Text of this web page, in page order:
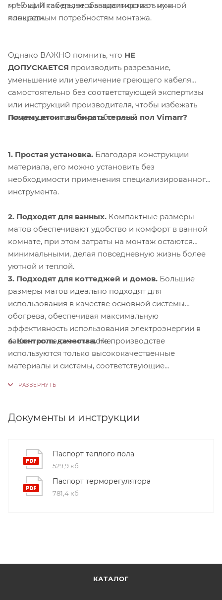
м * 7 м). И так далее, в зависимости от нужной
площади.
греющий кабель, чтобы адаптировать их к
конкретным потребностям монтажа.
Однако ВАЖНО помнить, что НЕ
ДОПУСКАЕТСЯ производить разрезание,
уменьшение или увеличение греющего кабеля
самостоятельно без соответствующей экспертизы
или инструкций производителя, чтобы избежать
повреждения системы обогрева.
Почему стоит выбирать теплый пол Vimarr?
1. Простая установка. Благодаря конструкции
материала, его можно установить без
необходимости применения специализированного
инструмента.
2. Подходят для ванных. Компактные размеры
матов обеспечивают удобство и комфорт в ванной
комнате, при этом затраты на монтаж остаются
минимальными, делая повседневную жизнь более
уютной и теплой.
3. Подходят для коттеджей и домов. Большие
размеры матов идеально подходят для
использования в качестве основной системы
обогрева, обеспечивая максимальную
эффективность использования электроэнергии в
вашем коттедже или доме.
4. Контроль качества.На производстве
используются только высококачественные
материалы и системы, соответствующие
Документы и инструкции
Паспорт теплого пола
529,9 кб
Паспорт терморегулятора
781,4 кб
КАТАЛОГ